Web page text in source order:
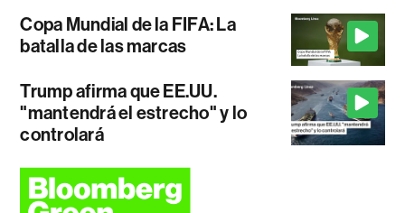
Copa Mundial de la FIFA: La
batalla de las marcas
Trump afirma que EE.UU.
"mantendrá el estrecho" y lo
controlará